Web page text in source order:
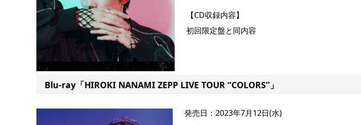
【CD収録内容】
初回限定盤と同内容
Blu-ray「HIROKI NANAMI ZEPP LIVE TOUR “COLORS”」
発売日：2023年7月12日(水)